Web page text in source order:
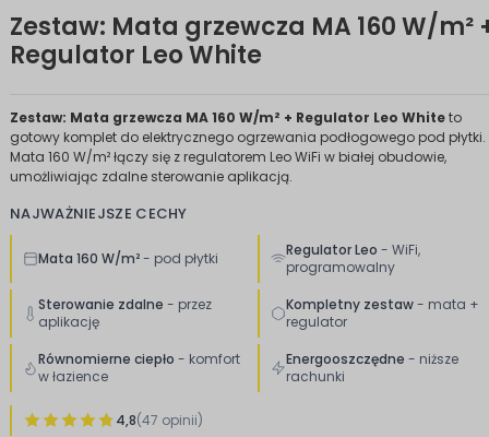
Zestaw: Mata grzewcza MA 160 W/m²
Regulator Leo White
Zestaw: Mata grzewcza MA 160 W/m² + Regulator Leo Whiteto
gotowy komplet do elektrycznego ogrzewania podłogowego pod płytki.
Mata 160 W/m² łączy się z regulatorem Leo WiFi w białej obudowie,
umożliwiając zdalne sterowanie aplikacją.
NAJWAŻNIEJSZE CECHY
Mata 160 W/m²- pod płytki Regulator Leo - WiFi,
programowalny
Sterowanie zdalne - przez
aplikację
Kompletny zestaw- mata +
regulator
Równomierne ciepło - komfort
w łazience
Energooszczędne - niższe
rachunki
4,8(47 opinii)